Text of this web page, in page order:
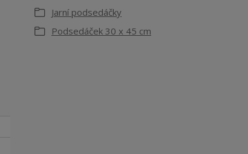
Jarní podsedáčky
Podsedáček 30 x 45 cm